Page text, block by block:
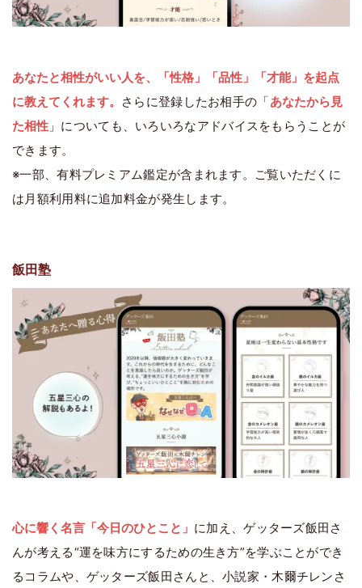
あなたと相性がいい人を、「性格」「品性」「才能」を起点
に教えてくれます。
さらに登録したお相手の「あなたから見
た相性 」についても、いろいろなアドバイスをもらうことが
できます。
※一部、有料プレミアム鑑定が含まれます。ご覧いただくに
は月額利用料に追加料金が発生します。
飯田塾
心に響く名言「今日のひとこと」 に加え、ゲッターズ飯田さ
んが考える“運を味方にするための生き方”を学ぶことができ
るコラムや、ゲッターズ飯田さんと、小説家・木爾チレンさ